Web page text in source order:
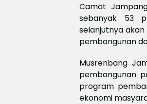
Camat
sebanyak 53
selanjutnya
pembangunan
Musrenbang
pembangunan
program
ekonomi